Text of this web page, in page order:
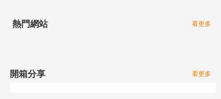
熱門網站 看更多
開箱分享 看更多